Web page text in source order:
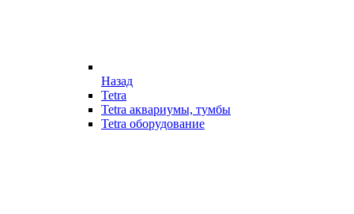
Назад
Tetra
Tetra аквариумы, тумбы
Tetra оборудование